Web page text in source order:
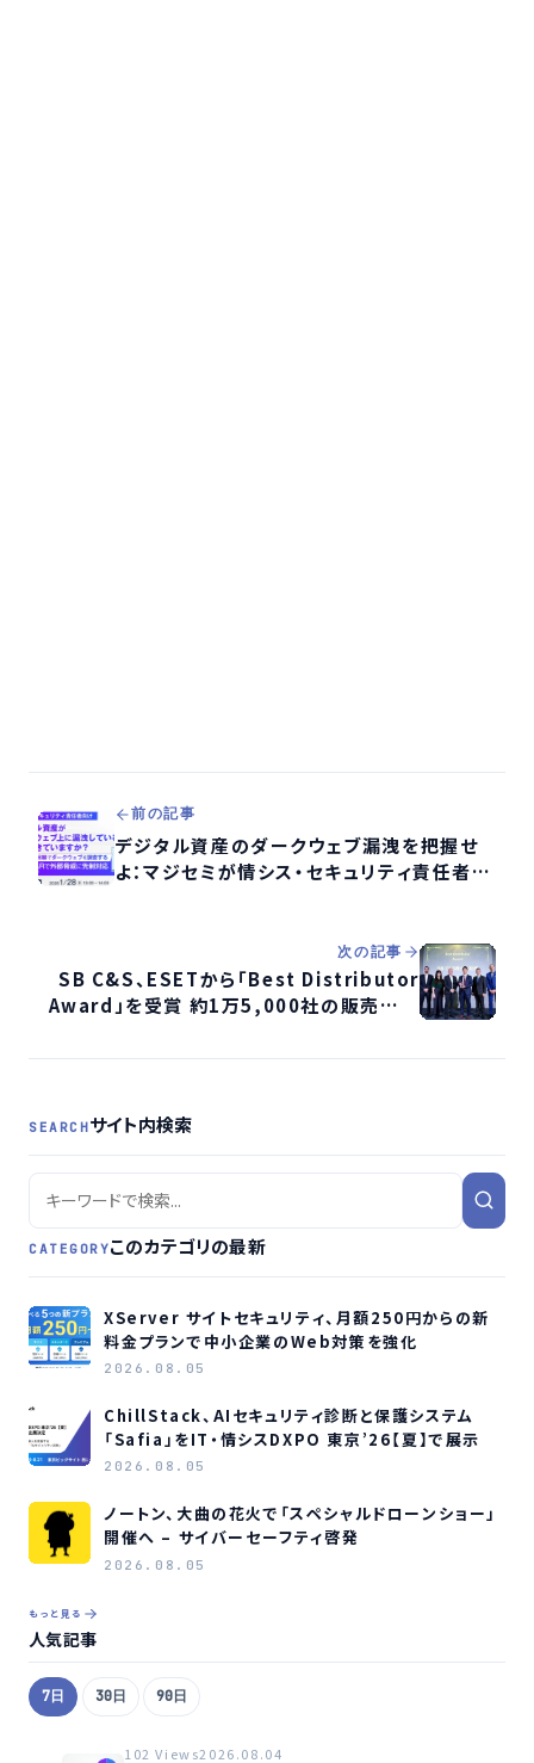
前の記事
デジタル資産のダークウェブ漏洩を把握せ
よ：マジセミが情シス・セキュリティ責任者向
次の記事
SB C&S、ESETから「Best Distributor
Award」を受賞 約1万5,000社の販売網が
SEARCHサイト内検索
CATEGORYこのカテゴリの最新
XServer サイトセキュリティ、月額250円からの新
料金プランで中小企業のWeb対策を強化
2026.08.05
ChillStack、AIセキュリティ診断と保護システム
「Safia」をIT・情シスDXPO 東京’26【夏】で展示
2026.08.05
ノートン、大曲の花火で「スペシャルドローンショー」
開催へ – サイバーセーフティ啓発
2026.08.05
もっと見る
人気記事
7日 30日 90日
102 Views2026.08.04